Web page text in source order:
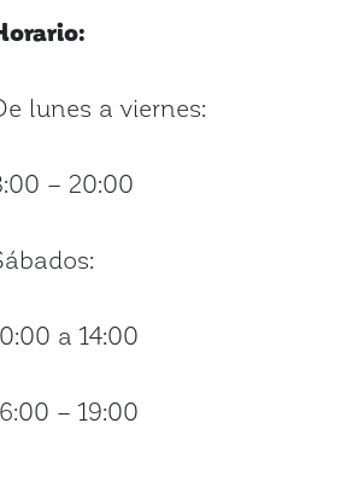
lunes a viernes:
– 20:00
a 14:00
– 19:00